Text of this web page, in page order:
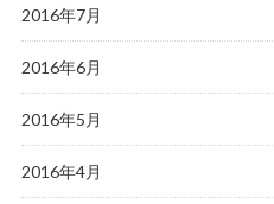
2016年7月
2016年6月
2016年5月
2016年4月